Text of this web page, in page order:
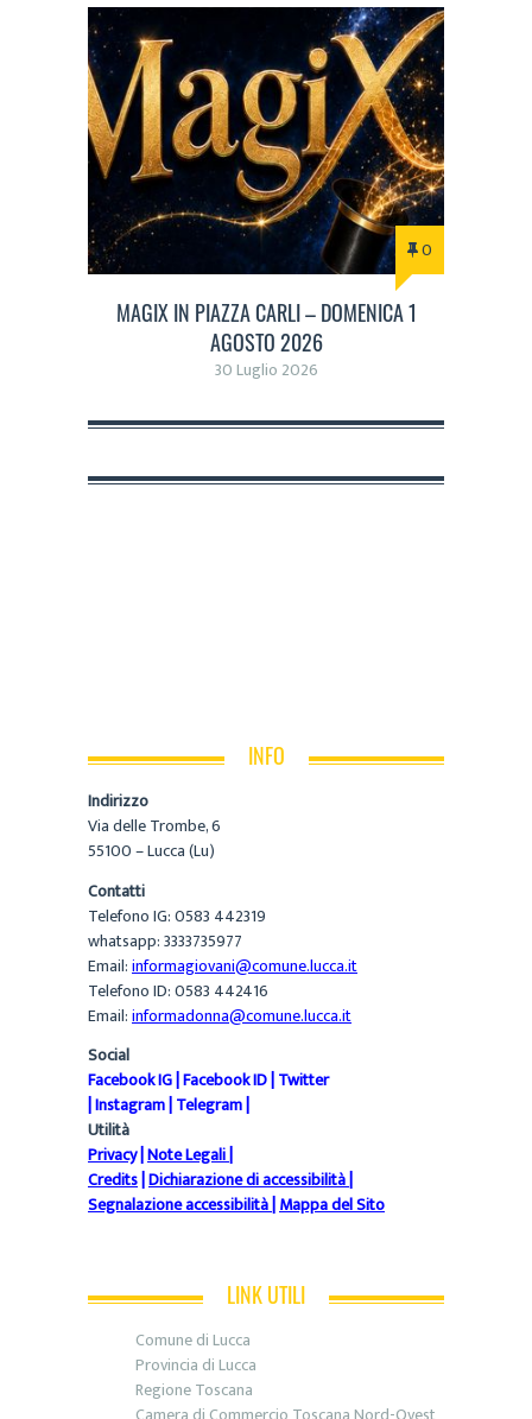
0
MAGIX IN PIAZZA CARLI – DOMENICA 1
AGOSTO 2026
30 Luglio 2026
INFO
Indirizzo
Via delle Trombe, 6
55100 – Lucca (Lu)
Contatti
Telefono IG: 0583 442319
whatsapp: 3333735977
Email:informagiovani@comune.lucca.it
Telefono ID: 0583 442416
Email:informadonna@comune.lucca.it
Social
Facebook IG|Facebook ID|Twitter
|Instagram|Telegram|
Utilità
Privacy|Note Legali|
Credits|Dichiarazione di accessibilità|
Segnalazione accessibilità|Mappa del Sito
LINK UTILI
Comune di Lucca
Provincia di Lucca
Regione Toscana